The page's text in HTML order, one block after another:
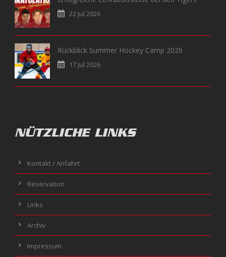
22 Jul 2026
Rückblick Summer Hockey Camp 2026
17 Jul 2026
NÜTZLICHE LINKS
Kontakt / Anfahrt
Reservation
Links
Archiv
Impressum